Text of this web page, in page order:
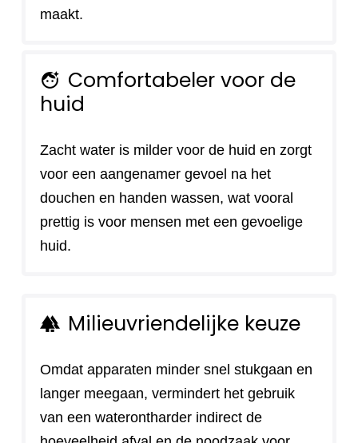
maakt.
face_retouching_natural Comfortabeler voor de
huid
Zacht water is milder voor de huid en zorgt
voor een aangenamer gevoel na het
douchen en handen wassen, wat vooral
prettig is voor mensen met een gevoelige
huid.
forest Milieuvriendelijke keuze
Omdat apparaten minder snel stukgaan en
langer meegaan, vermindert het gebruik
van een waterontharder indirect de